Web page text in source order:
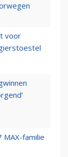
voor
MAX-familie